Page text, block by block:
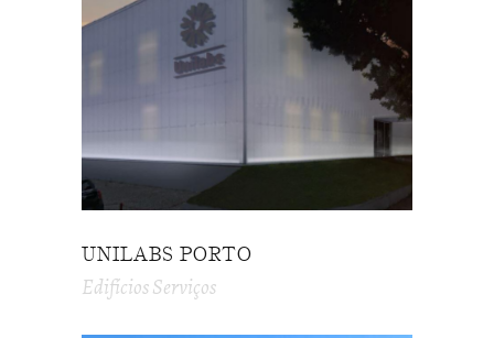
UNILABS PORTO
Edifícios Serviços